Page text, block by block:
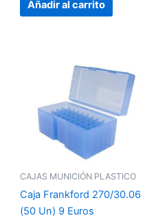
Añadir al carrito
CAJAS MUNICIÓN PLASTICO
Caja Frankford 270/30.06
(50 Un) 9 Euros